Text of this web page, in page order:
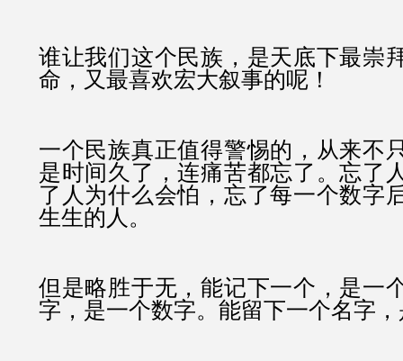
谁让我们这个民族，是天底下最崇
命，又最喜欢宏大叙事的呢！
一个民族真正值得警惕的，从来不
是时间久了，连痛苦都忘了。忘了
了人为什么会怕，忘了每一个数字
生生的人。
但是略胜于无，能记下一个，是一
字，是一个数字。能留下一个名字